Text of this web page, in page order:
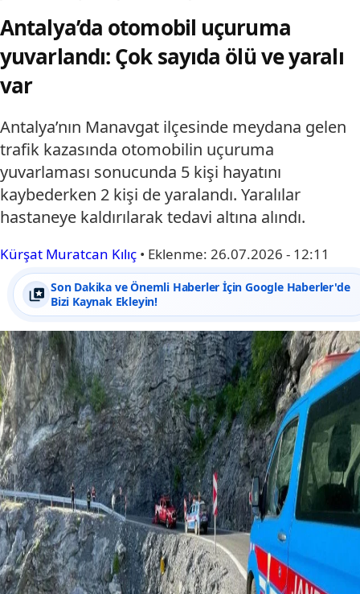
Antalya’da otomobil uçuruma
yuvarlandı: Çok sayıda ölü ve yaralı
var
Antalya’nın Manavgat ilçesinde meydana gelen
trafik kazasında otomobilin uçuruma
yuvarlaması sonucunda 5 kişi hayatını
kaybederken 2 kişi de yaralandı. Yaralılar
hastaneye kaldırılarak tedavi altına alındı.
Kürşat Muratcan Kılıç • Eklenme: 26.07.2026 - 12:11
Son Dakika ve Önemli Haberler İçin Google Haberler'de
Bizi Kaynak Ekleyin!